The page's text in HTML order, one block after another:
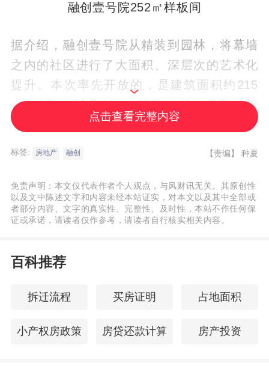
融创壹号院252㎡样板间
据介绍，融创壹号院从精装到园林，将幕墙
之内的社区进行了大面积、深层次的艺术化
提升。本次率先开放的，是建筑面积约215
㎡、252㎡以及261㎡三种户型的精装样板
间，为知名设计团队的全新定制。此外，部
融创壹号院261㎡样板间
构了空间、材质、色彩及工艺之间平衡。如
新地在多处使用了弧形元素，悬浮感吊顶与
灵动与包裹感；252㎡现代轻奢户型整体融合
点击查看完整内容
标签: 房地产 融创 【责编】 种夏
免责声明：本文仅代表作者个人观点，与风财讯无关。其原创性
以及文中陈述文字和内容未经本站证实，对本文以及其中全部或
者部分内容、文字的真实性、完整性、及时性，本站不作任何保
证或承诺，请读者仅作参考，请读者自行核实相关内容。
百科推荐
拆迁流程 买房证明 占地面积
小产权房政策 房贷还款计算 房产投资